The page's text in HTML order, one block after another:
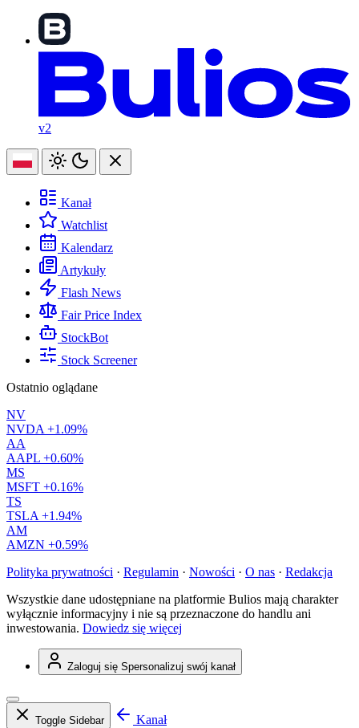
v2
Kanał
Watchlist
Kalendarz
Artykuły
Flash News
Fair Price Index
StockBot
Stock Screener
Ostatnio oglądane
NV
NVDA +1.09%
AA
AAPL +0.60%
MS
MSFT +0.16%
TS
TSLA +1.94%
AM
AMZN +0.59%
Polityka prywatności · Regulamin · Nowości · O nas · Redakcja
Wszystkie dane udostępniane na platformie Bulios mają charakter
wyłącznie informacyjny i nie są przeznaczone do handlu ani
inwestowania. Dowiedz się więcej
Zaloguj się Spersonalizuj swój kanał
Toggle Sidebar
Kanał